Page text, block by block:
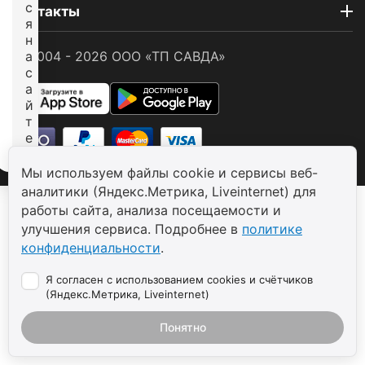
Контакты
© 2004 - 2026 ООО «ТП САВДА»
с
я
н
а
с
а
й
т
е
Мы используем файлы cookie и сервисы веб-
аналитики (Яндекс.Метрика, Liveinternet) для
работы сайта, анализа посещаемости и
улучшения сервиса. Подробнее в политике
конфиденциальности.
Я согласен с использованием cookies и счётчиков
(Яндекс.Метрика, Liveinternet)
Понятно